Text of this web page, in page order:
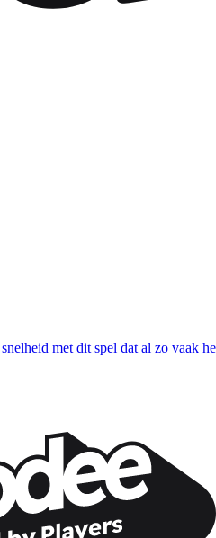
met dit spel dat al zo vaak
spelnieuws ontvangen?